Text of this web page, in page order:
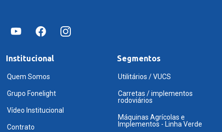
Institucional
Quem Somos
Grupo Fonelight
Vídeo Institucional
Contrato
Segmentos
Utilitários / VUCS
Carretas / implementos
rodoviários
Máquinas Agrícolas e
Implementos - Linha Verde